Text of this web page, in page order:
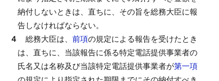
納付しないときは、直ちに、その旨を総務大臣に報
告しなければならない。
４ 総務大臣は、 前項の規定による報告を受けたとき
は、直ちに、当該報告に係る特定電話提供事業者の
氏名又は名称及び当該特定電話提供事業者が第一項